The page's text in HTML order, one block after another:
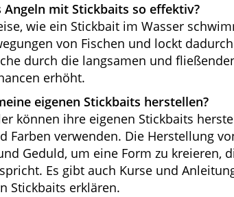
Angeln mit Stickbaits so effektiv?
wie ein Stickbait im Wasser
von Fischen und lockt
durch die langsamen und
erhöht.
eigenen Stickbaits herstellen?
können ihre eigenen Stickbaits
Farben verwenden. Die Herstellung
Geduld, um eine Form zu kreieren,
Es gibt auch Kurse und
Stickbaits erklären.